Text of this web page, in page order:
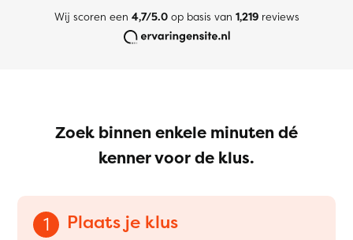
Wij scoren een 4,7/5.0op basis van 1,219reviews
Zoek binnen enkele minuten dé
kenner voor de klus.
1 Plaats je klus